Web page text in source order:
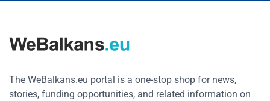
The WeBalkans.eu portal is a one-stop shop for news,
stories, funding opportunities, and related information on